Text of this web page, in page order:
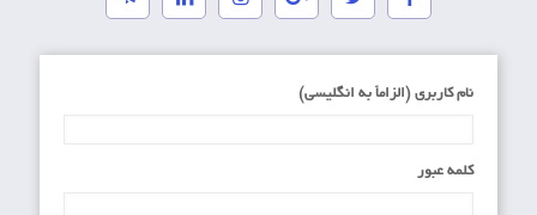
نام کاربری (الزاماَ به انگلیسی)
کلمه عبور